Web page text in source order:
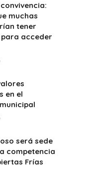
muchas
tener
acceder
en el
será sede
competencia
Frías